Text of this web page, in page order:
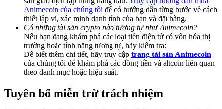
Deposit CASHCAT & Win
Share 500000 CASHCAT prize pool
Exclusive for BitMart Users
Animecoin của chúng tôi để có hướng dẫn từng bước về cách
thiết lập ví, xác minh danh tính của bạn và đặt hàng.
Có những tài sản crypto nào tương tự như Animecoin?
Nếu bạn đang khám phá các loại tiền điện tử có vốn hóa thị
trường hoặc tính năng tương tự, hãy kiểm tra:
Để biết thêm chi tiết, hãy truy cập trang tài sản Animecoin
của chúng tôi để khám phá các đồng tiền và altcoin liên quan
theo danh mục hoặc hiệu suất.
Tuyên bố miễn trừ trách nhiệm